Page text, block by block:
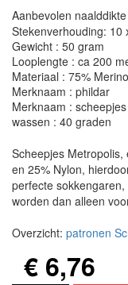
Aanbevolen
Stekenverhouding: 10
Gewicht : 50 gram
Looplengte : ca 200
Materiaal : 75%
Merknaam : phildar
Merknaam : scheepjes
wassen : 40 graden
Scheepjes
en 25% Nylon,
perfecte
worden dan alleen
Overzicht: patronen
€ 6,76